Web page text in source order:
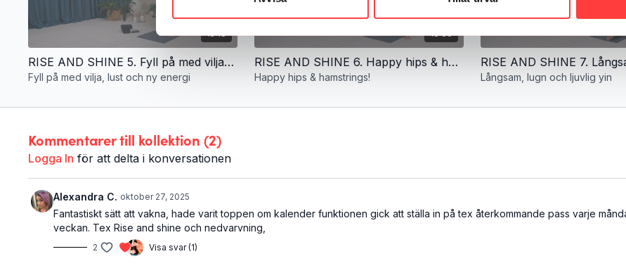
15:18
RISE AND SHINE 5. Fyll på med vilja, lust och ny energi
Fyll på med vilja, lust och ny energi
18:36
RISE AND SHINE 6. Happy hips & hamstrings!
Happy hips & hamstrings! Långsam, lugn och ljuvlig yin
Kommentarer till kollektion (2)
Logga In för att delta i konversationen
Alexandra C. oktober 27, 2025
Fantastiskt sätt att vakna, hade varit toppen om kalender funktionen gick att ställa in på tex återkommande pass varje
veckan. Tex Rise and shine och nedvarvning,
2 Visa svar (1)